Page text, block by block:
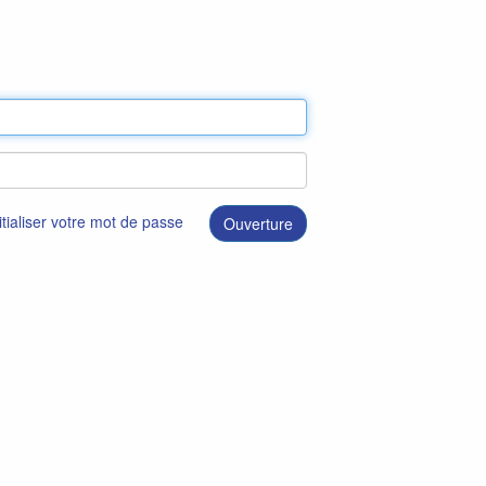
votre mot de passe